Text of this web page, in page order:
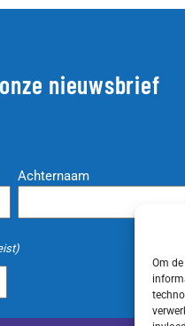
Om
nieuwsbrief
Achternaam